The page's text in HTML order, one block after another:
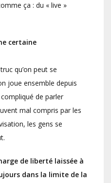
ça : du « live »
certaine
qu’on peut se
joue ensemble depuis
de parler
mal compris par les
les gens se
de liberté laissée à
dans la limite de la